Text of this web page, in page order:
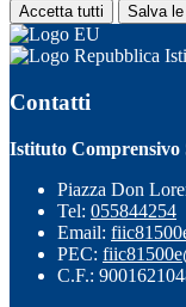
Accetta tutti Salva
Contatti
Istituto Comprensivo
Piazza Don
Tel: 055844254
Email:
PEC:
C.F.: